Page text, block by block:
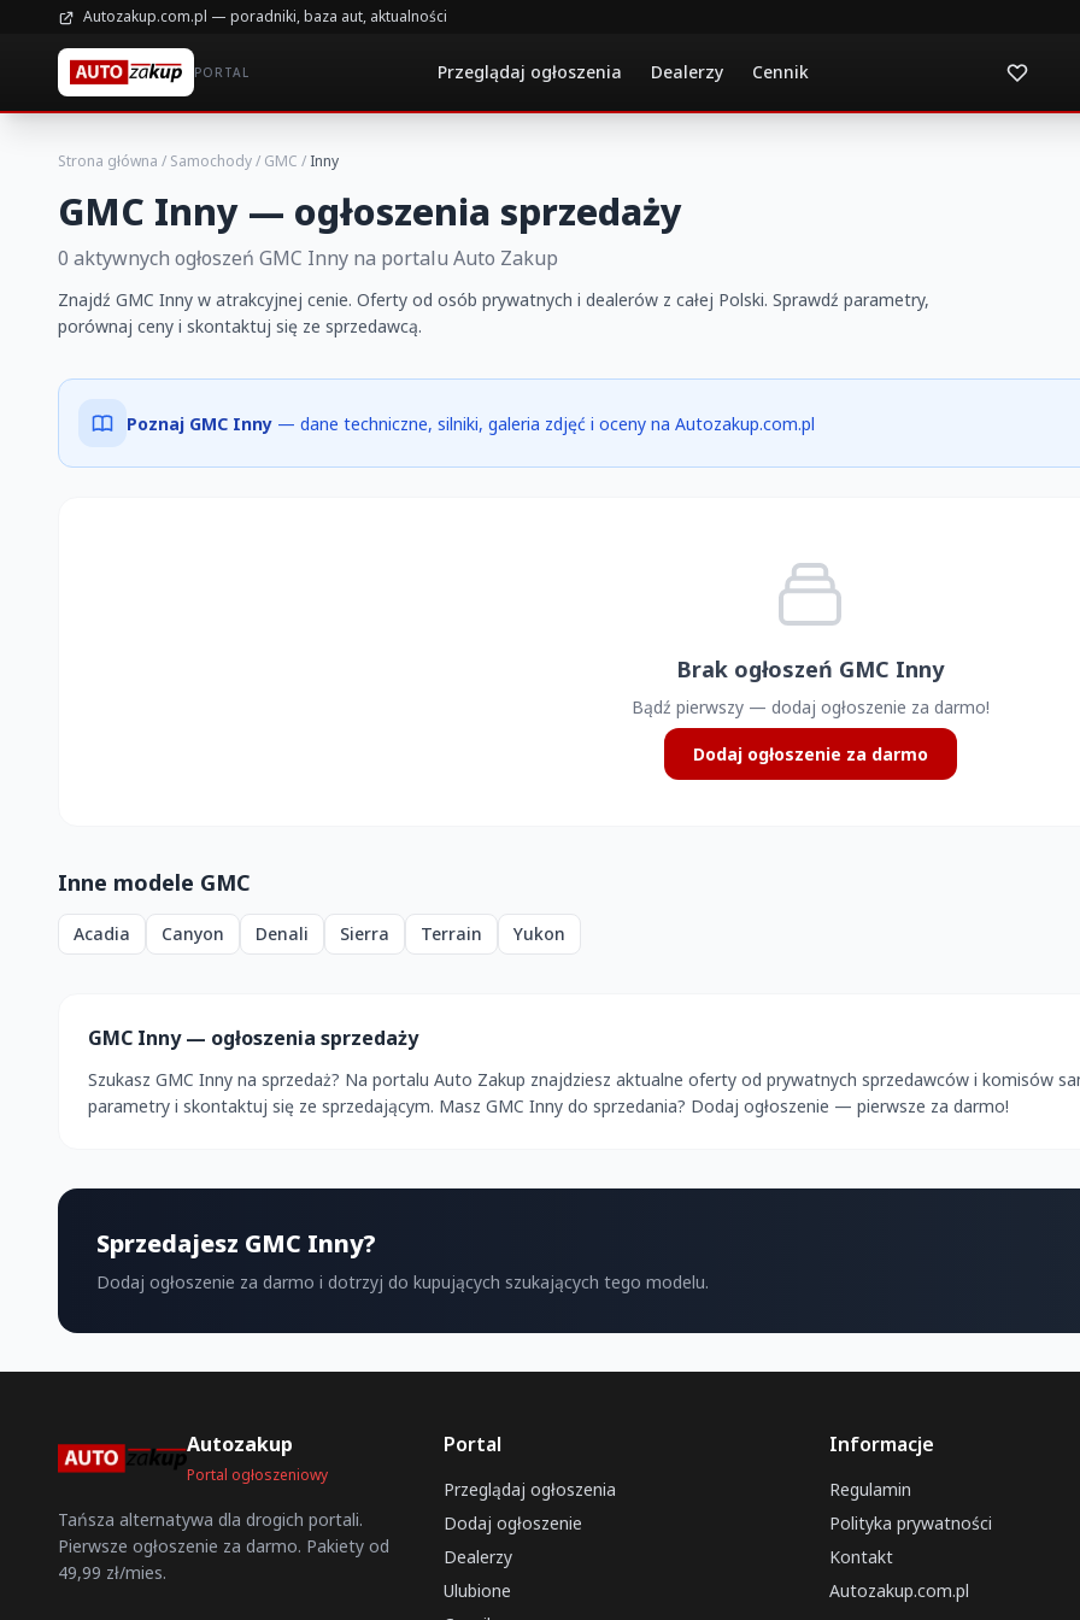
Autozakup.com.pl — poradniki, baza aut, aktualności
PORTAL Przeglądaj ogłoszenia Dealerzy Cennik
Strona główna / Samochody/ GMC / Inny
GMC Inny — ogłoszenia sprzedaży
0 aktywnych ogłoszeń GMC Inny na portalu Auto Zakup
Znajdź GMC Inny w atrakcyjnej cenie. Oferty od osób prywatnych i dealerów z całej Polski. Sprawdź parametry,
porównaj ceny i skontaktuj się ze sprzedawcą.
Poznaj GMC Inny — dane techniczne, silniki, galeria zdjęć i oceny na Autozakup.com.pl
Brak ogłoszeń GMC Inny
Bądź pierwszy — dodaj ogłoszenie za darmo!
Dodaj ogłoszenie za darmo
Inne modele GMC
Acadia Canyon Denali Sierra Terrain Yukon
GMC Inny — ogłoszenia sprzedaży
Szukasz GMC Inny na sprzedaż? Na portalu Auto Zakup znajdziesz aktualne oferty od prywatnych sprzedawców i komisów
parametry i skontaktuj się ze sprzedającym. Masz GMC Inny do sprzedania? Dodaj ogłoszenie — pierwsze za darmo!
Sprzedajesz GMC Inny?
Dodaj ogłoszenie za darmo i dotrzyj do kupujących szukających tego modelu.
Autozakup
Portal ogłoszeniowy
Tańsza alternatywa dla drogich portali.
Pierwsze ogłoszenie za darmo. Pakiety od
49,99 zł/mies.
Portal
Przeglądaj ogłoszenia
Dodaj ogłoszenie
Dealerzy
Ulubione
Informacje
Regulamin
Polityka prywatności
Kontakt
Autozakup.com.pl